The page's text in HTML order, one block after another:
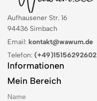
Aufhausener Str. 16
94436 Simbach
Email: kontakt@wawum.de
Telefon: (+49)15156292602
Informationen
Mein Bereich
Name